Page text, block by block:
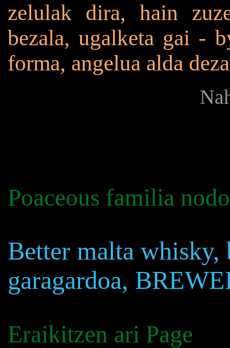
zelulak dira, hain
bezala, ugalketa gai -
forma, angelua alda
Poaceous familia
Better malta whisky,
garagardoa,
Eraikitzen ari Page